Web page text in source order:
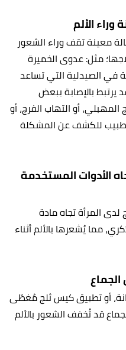
الألم
معينة تقف وراء الشعور
مثل: عدوى الخميرة
في الصيدلية التي تساعد
يرتبط بالإصابة ببعض
أو التهاب الفرج، أو
للكشف عن المشكلة
الأدوات المستخدمة
المرأة تجاه مادة
مما يُشعرها بالألم أثناء
أو تطبيق كيس ثلج مُغطّى
قد تُخفف الشعور بالألم